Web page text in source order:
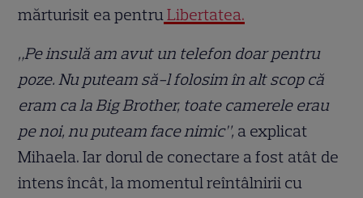
mărturisit ea pentruLibertatea.
„Pe insulă am avut un telefon doar pentru
poze. Nu puteam să-l folosim în alt scop că
eram ca la Big Brother, toate camerele erau
pe noi, nu puteam face nimic”, a explicat
Mihaela. Iar dorul de conectare a fost atât de
intens încât, la momentul reîntâlnirii cu